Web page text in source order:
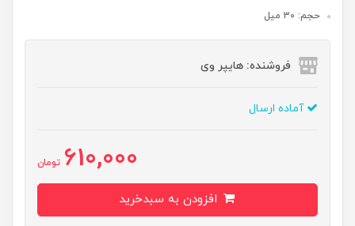
حجم: 3۰ میل
فروشنده: هایپر وی
آماده ارسال
610,000 تومان